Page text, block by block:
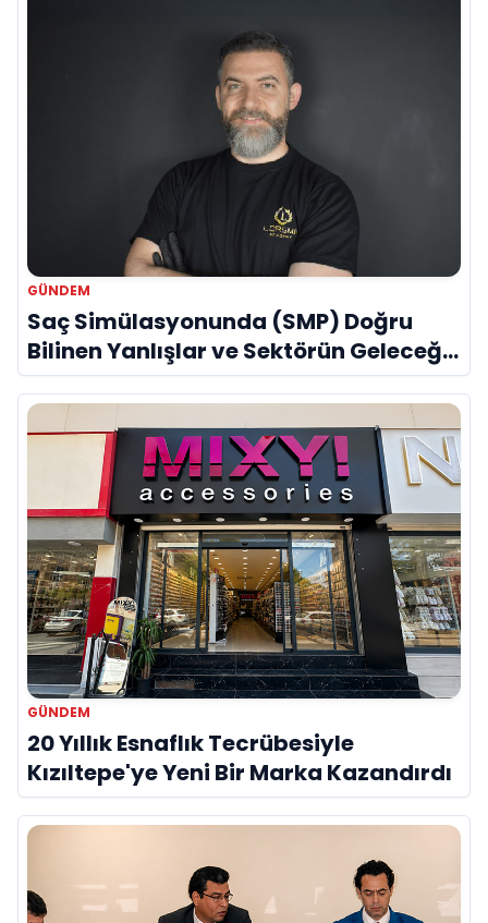
GÜNDEM
Saç Simülasyonunda (SMP) Doğru
Bilinen Yanlışlar ve Sektörün Geleceği:
Onur Akdeniz ile Özel Röportaj
GÜNDEM
20 Yıllık Esnaflık Tecrübesiyle
Kızıltepe'ye Yeni Bir Marka Kazandırdı